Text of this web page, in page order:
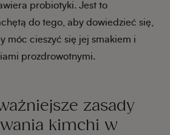
probiotyki. Jest to
do tego, aby dowiedzieć się,
móc cieszyć się jej smakiem i
prozdrowotnymi.
zasady
kimchi w